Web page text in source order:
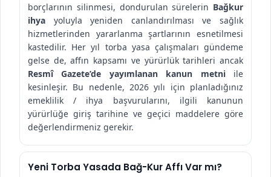
borçlarının silinmesi, dondurulan sürelerin Bağkur
ihya yoluyla yeniden canlandırılması ve sağlık
hizmetlerinden yararlanma şartlarının esnetilmesi
kastedilir. Her yıl torba yasa çalışmaları gündeme
gelse de, affın kapsamı ve yürürlük tarihleri ancak
Resmî Gazete’de yayımlanan kanun metniile
kesinleşir. Bu nedenle, 2026 yılı için planladığınız
emeklilik / ihya başvurularını, ilgili kanunun
yürürlüğe giriş tarihine ve geçici maddelere göre
değerlendirmeniz gerekir.
Yeni Torba Yasada Bağ-Kur Affı Var mı?